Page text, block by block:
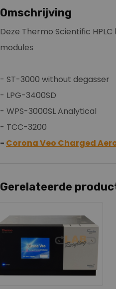
Omschrijving
Deze Thermo Scientific
modules
- ST-3000 without degasser
- LPG-3400SD
- WPS-3000SL Analytical
- TCC-3200
- Corona Veo Charged
Gerelateerde